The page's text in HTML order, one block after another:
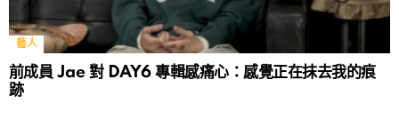
藝人
前成員 Jae 對 DAY6 專輯感痛心：感覺正在抹去我的痕
跡